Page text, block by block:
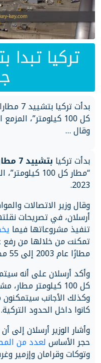
بدأت
وقال …
بدأت تركيا بتشييد 7 مطارات
“مطار كل 100
2023.
وقال وزير الاتصالات
أرسلان، في تصريحات
تنفيذ مشروعاتها فيما
مطارًا عام 2003 إلى 55 مطارًا حتى الآن.
وأكد أرسلان على أنه
كل 100 كيلومتر
وكذلك الأجانب
كانوا داخل الحدود التركية.
وأشار الوزير أرسلان إلى
حجر الأساسلعدد من
وتوكات وقرامان وإزمير